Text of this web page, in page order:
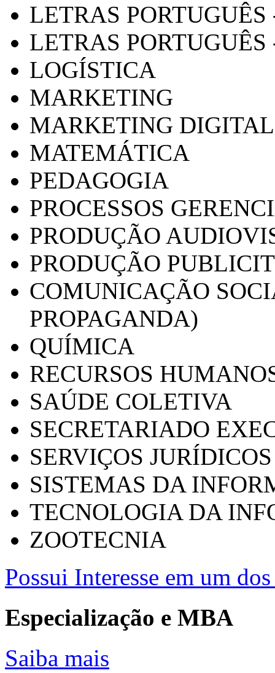
LETRAS
LETRAS PORTUGUÊS
LOGÍSTICA
MARKETING
MARKETING DIGITAL
MATEMÁTICA
PEDAGOGIA
PROCESSOS
PRODUÇÃO
PRODUÇÃO
COMUNICAÇÃO
PROPAGANDA)
QUÍMICA
RECURSOS
SAÚDE COLETIVA
SECRETARIADO
SERVIÇOS
SISTEMAS DA
TECNOLOGIA DA
ZOOTECNIA
Possui Interesse em um
Especialização e MBA
Saiba mais